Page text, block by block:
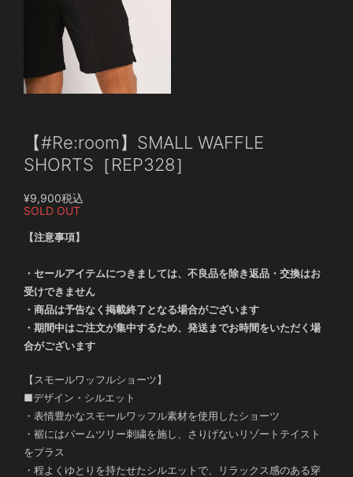
【#Re:room】SMALL WAFFLE
SHORTS［REP328］
¥9,900税込
SOLD OUT
【注意事項】
・セールアイテムにつきましては、不良品を除き返品・交換はお
受けできません
・商品は予告なく掲載終了となる場合がございます
・期間中はご注文が集中するため、発送までお時間をいただく場
合がございます
【スモールワッフルショーツ】
■デザイン・シルエット
・表情豊かなスモールワッフル素材を使用したショーツ
・裾にはパームツリー刺繍を施し、さりげないリゾートテイスト
をプラス
・程よくゆとりを持たせたシルエットで、リラックス感のある穿